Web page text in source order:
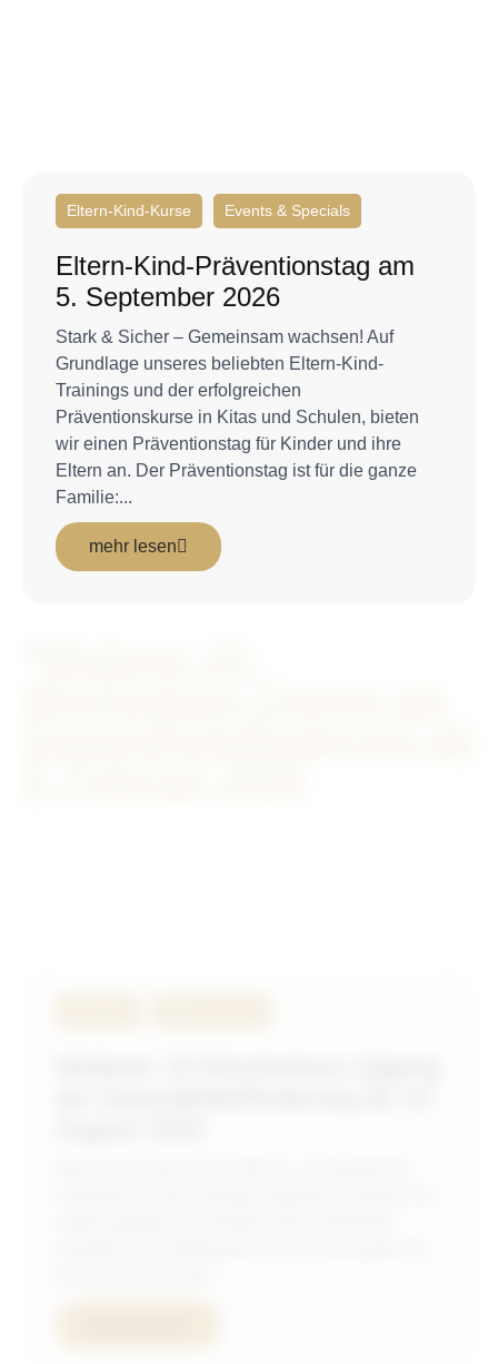
Eltern-Kind-Kurse Events & Specials
Eltern-Kind-Präventionstag am
5. September 2026
Stark & Sicher – Gemeinsam wachsen! Auf
Grundlage unseres beliebten Eltern-Kind-
Trainings und der erfolgreichen
Präventionskurse in Kitas und Schulen, bieten
wir einen Präventionstag für Kinder und ihre
Eltern an. Der Präventionstag ist für die ganze
Familie:...
mehr lesen